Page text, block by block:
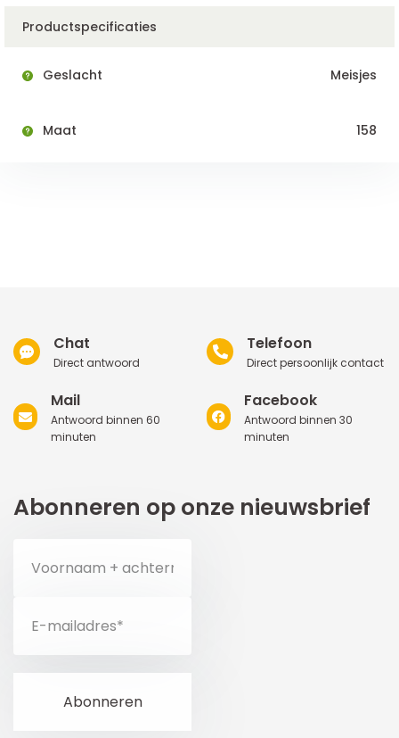
Productspecificaties
Geslacht Meisjes
Maat 158
Chat
Direct antwoord
Telefoon
Direct persoonlijk contact
Mail
Antwoord binnen 60
minuten
Facebook
Antwoord binnen 30
minuten
Abonneren op onze nieuwsbrief